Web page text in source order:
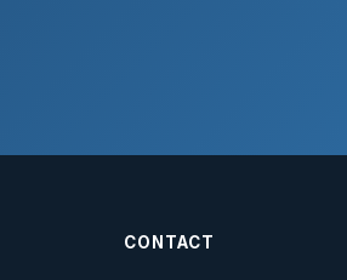
CONTACT